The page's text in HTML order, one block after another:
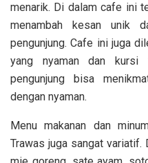
menarik. Di dalam cafe ini
menambah kesan unik
pengunjung. Cafe ini juga
yang nyaman dan kursi
pengunjung bisa
dengan nyaman.
Menu makanan dan
Trawas juga sangat variatif.